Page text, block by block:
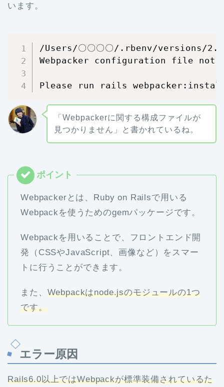
います。
/Users/〇〇〇〇/.rbenv/
Webpacker configuration file not
Please run rails
「Webpackerに関する構成ファイルが
見つかりません」と書かれているね。
Webpackerとは、Ruby on Railsで用いる
Webpackを使うためのgemパッケージです。
Webpackを用いることで、フロントエンド開
発（CSSやJavaScript、画像など）をスマー
トに行うことができます。
また、 Webpackはnode.jsのモジュールの1つ
です。
エラー原因
Rails6.0以上ではWebpackが標準装備されているた